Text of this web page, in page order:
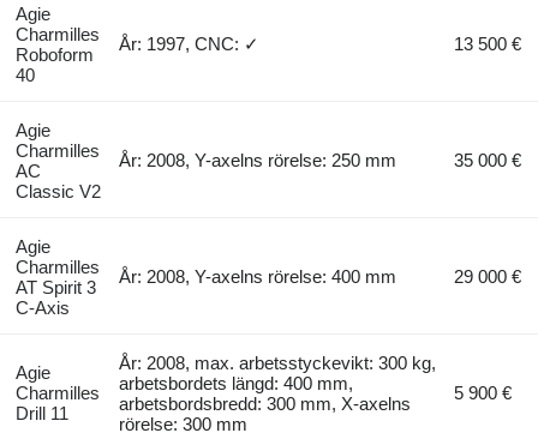
Agie
Charmilles
Roboform
40
År: 1997, CNC: ✓ 13 500 €
Agie
Charmilles
AC
Classic V2
År: 2008, Y-axelns rörelse: 250 mm 35 000 €
Agie
Charmilles
AT Spirit 3
C-Axis
År: 2008, Y-axelns rörelse: 400 mm 29 000 €
Agie
Charmilles
Drill 11
År: 2008, max. arbetsstyckevikt: 300 kg,
arbetsbordets längd: 400 mm,
arbetsbordsbredd: 300 mm, X-axelns
rörelse: 300 mm
5 900 €